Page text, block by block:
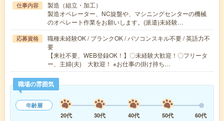
仕事内容
製造（組立・加工）
製造オペレーター、NC旋盤や、マシニングセンターの機械
のオペレート作業をお願いします。(派遣)未経験…
応募資格
職種未経験OK / ブランクOK / パソコンスキル不要 / 英語力不
要
【来社不要、WEB登録OK！】〇未経験大歓迎！〇フリータ
ー、主婦(夫) 大歓迎！ ※お仕事の掛け持ち…
職場の雰囲気
年齢層
20代
30代 40代 50代 60代